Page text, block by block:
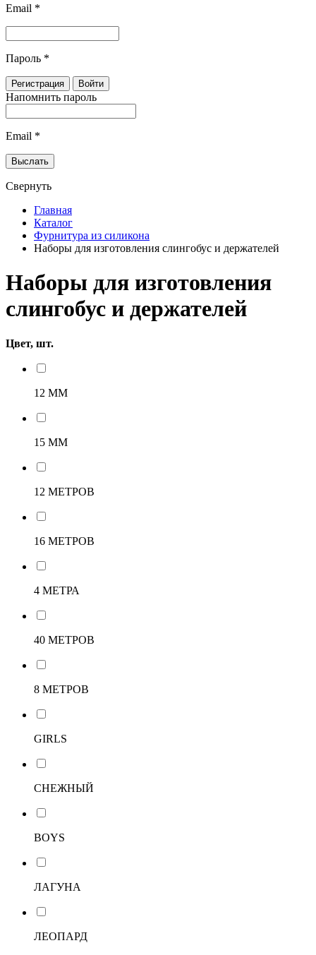
Email *
Пароль *
Напомнить пароль
Email *
Свернуть
Главная
Каталог
Фурнитура из силикона
Наборы для изготовления слингобус и держателей
Наборы для изготовления
слингобус и держателей
Цвет, шт.
12 ММ
15 ММ
12 МЕТРОВ
16 МЕТРОВ
4 МЕТРА
40 МЕТРОВ
8 МЕТРОВ
GIRLS
СНЕЖНЫЙ
BOYS
ЛАГУНА
ЛЕОПАРД